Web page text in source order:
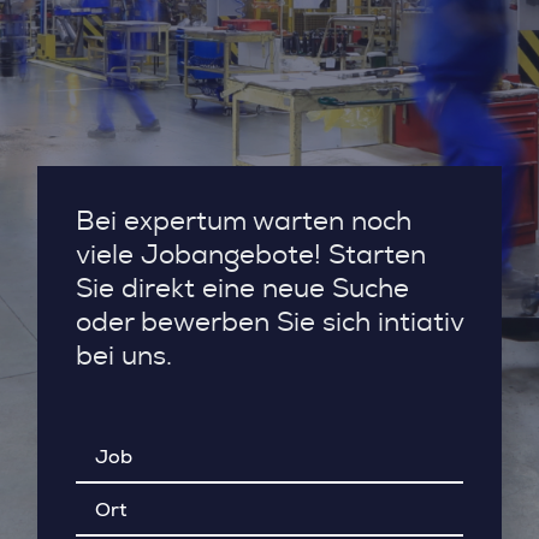
Bei expertum warten noch
viele Jobangebote! Starten
Sie direkt eine neue Suche
oder bewerben Sie sich intiativ
bei uns.